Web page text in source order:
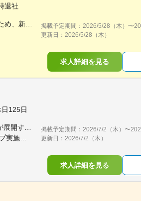
退社
掲載予定期間： 2026/5/28（木） 〜
更新日： 2026/5/28（木）
求人詳細を見る
125日
掲載予定期間： 2026/7/2（木） 〜
更新日： 2026/7/2（木）
求人詳細を見る